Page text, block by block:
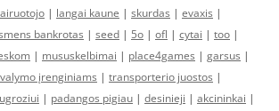
| langai kaune | skurdas | evaxis |
bankrotas | seed | 5o | ofl | cytai | too |
| mususkelbimai | place4games | garsus |
įrenginiams | transporterio juostos |
| padangos pigiau | desinieji | akcininkai |